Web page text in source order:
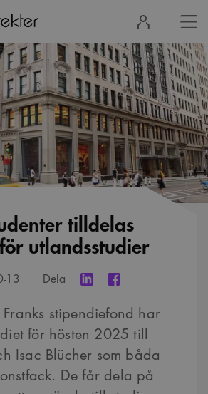
in
tilldelas
utlandsstudier
13 Dela
Franks stipendiefond har
för hösten 2025 till
Isac Blücher som båda
De får dela på